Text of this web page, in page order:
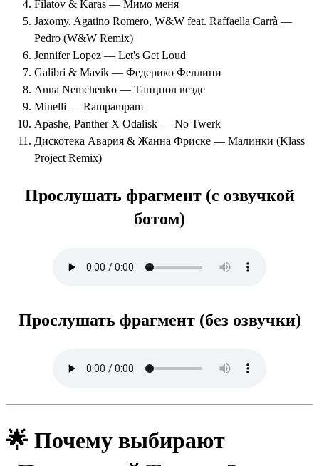
Filatov & Karas — Мимо меня
Jaxomy, Agatino Romero, W&W feat. Raffaella Carrà —
Pedro (W&W Remix)
Jennifer Lopez — Let's Get Loud
Galibri & Mavik — Федерико Феллини
Anna Nemchenko — Танцпол везде
Minelli — Rampampam
Apashe, Panther X Odalisk — No Twerk
Дискотека Авария & Жанна Фриске — Малинки (Klass
Project Remix)
Прослушать фрагмент (с озвучкой
ботом)
Прослушать фрагмент (без озвучки)
🌟 Почему выбирают